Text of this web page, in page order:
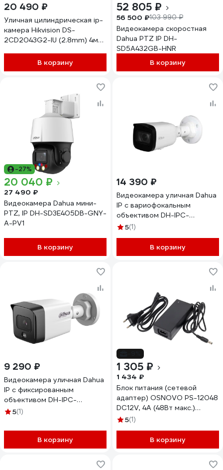
20 490 ₽
Уличная цилиндрическая ip-
камера Hikvision DS-
2CD2043G2-IU (2.8mm) 4мп
В корзину
52 805 ₽
56 500 ₽103 990 ₽
Видеокамера скоростная
Dahua PTZ IP DH-
SD5A432GB-HNR
В корзину
-27%
20 040 ₽
27 490 ₽
Видеокамера Dahua мини-
PTZ, IP DH-SD3E405DB-GNY-
A-PV1
В корзину
14 390 ₽
Видеокамера уличная Dahua
IP с вариофокальным
объективом DH-IPC-
HFW1431T1P-ZS-S4
5(1)
В корзину
9 290 ₽
Видеокамера уличная Dahua
IP с фиксированным
объективом DH-IPC-
HFW1431TC1P-0280B-S6
5(1)
В корзину
1 305 ₽
1 434 ₽
Блок питания (сетевой
адаптер) OSNOVO PS-12048
DC12V, 4A (48Вт макс.)
sct1492
5(1)
В корзину